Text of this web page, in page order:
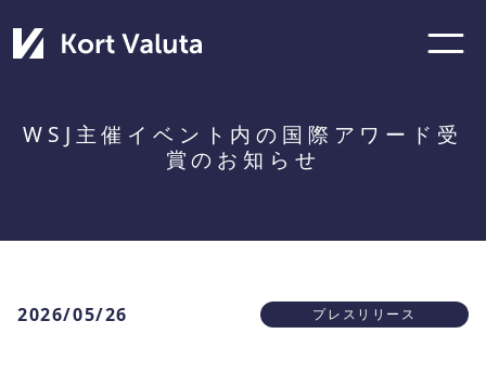
WSJ主催イベント内の国際アワード受
賞のお知らせ
2026/05/26 プレスリリース